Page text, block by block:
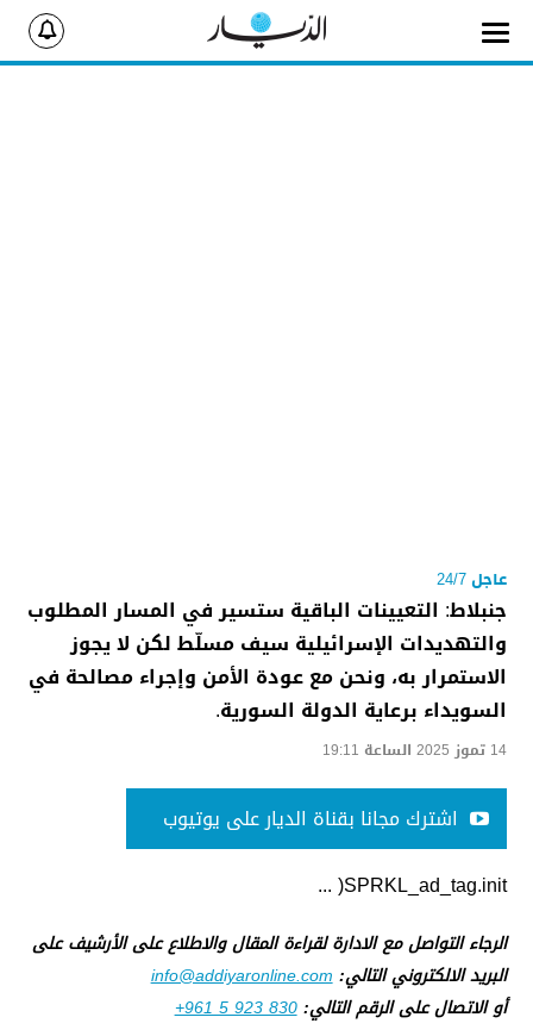
عاجل 24/7
جنبلاط: التعيينات الباقية ستسير في المسار المطلوب
والتهديدات الإسرائيلية سيف مسلّط لكن لا يجوز
الاستمرار به، ونحن مع عودة الأمن وإجراء مصالحة في
السويداء برعاية الدولة السورية.
14 تموز 2025 الساعة 19:11
اشترك مجانا بقناة الديار على يوتيوب
SPRKL_ad_tag.init( ...
الرجاء التواصل مع الادارة لقراءة المقال والاطلاع على الأرشيف على
البريد الالكتروني التالي:info@addiyaronline.com
أو الاتصال على الرقم التالي:+961 5 923 830